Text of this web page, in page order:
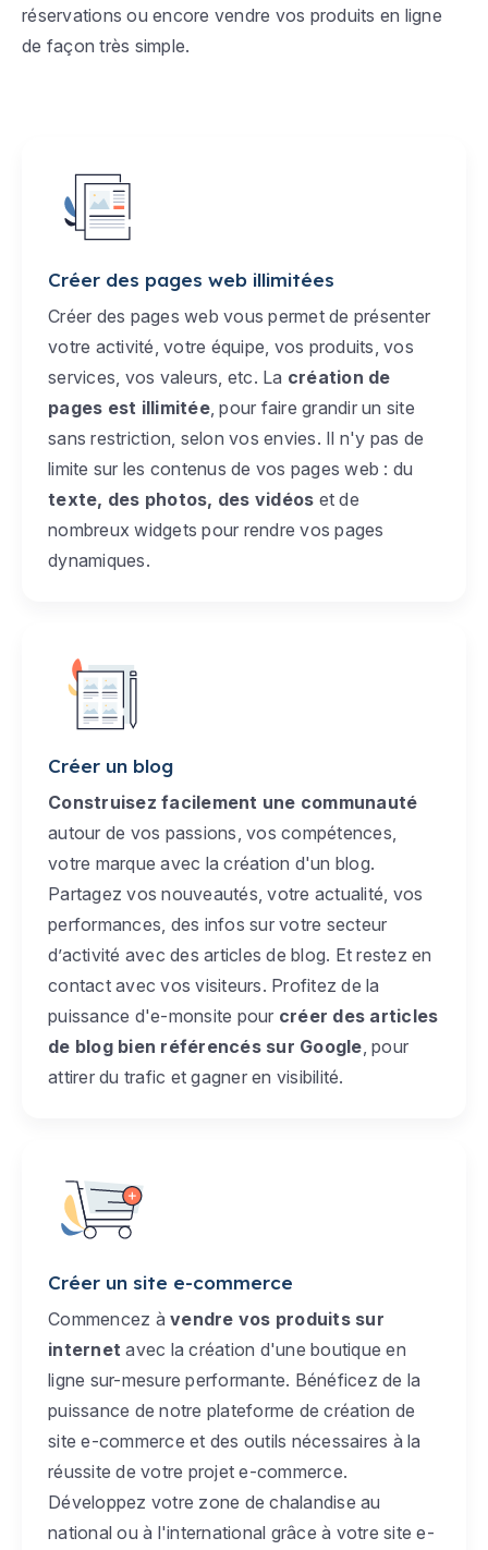
réservations ou encore vendre vos produits en ligne
de façon très simple.
Créer des pages web illimitées
Créer des pages web vous permet de présenter
votre activité, votre équipe, vos produits, vos
services, vos valeurs, etc. La création de
pages est illimitée, pour faire grandir un site
sans restriction, selon vos envies. Il n'y pas de
limite sur les contenus de vos pages web : du
texte, des photos, des vidéos et de
nombreux widgets pour rendre vos pages
dynamiques.
Créer un blog
Construisez facilement une communauté
autour de vos passions, vos compétences,
votre marque avec la création d'un blog.
Partagez vos nouveautés, votre actualité, vos
performances, des infos sur votre secteur
d’activité avec des articles de blog. Et restez en
contact avec vos visiteurs. Profitez de la
puissance d'e-monsite pour créer des articles
de blog bien référencés sur Google , pour
attirer du trafic et gagner en visibilité.
Créer un site e-commerce
Commencez à vendre vos produits sur
internet avec la création d'une boutique en
ligne sur-mesure performante. Bénéficez de la
puissance de notre plateforme de création de
site e-commerce et des outils nécessaires à la
réussite de votre projet e-commerce.
Développez votre zone de chalandise au
national ou à l'international grâce à votre site e-